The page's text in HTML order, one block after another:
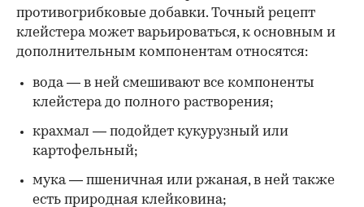
противогрибковые добавки. Точный рецепт
клейстера может варьироваться, к основным и
дополнительным компонентам относятся:
вода — в ней смешивают все компоненты
клейстера до полного растворения;
крахмал — подойдет кукурузный или
картофельный;
мука — пшеничная или ржаная, в ней также
есть природная клейковина;